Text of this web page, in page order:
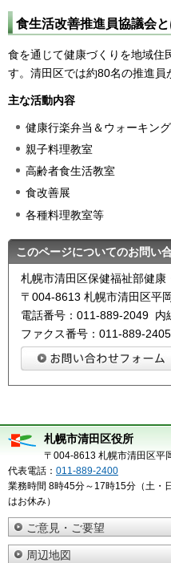
食生活改善推進員協議会
食を通じて健康づくりを地域住
す。清田区では約80名の推進員
主な活動内容
健康行楽弁当＆ウォーキング
親子料理教室
高齢者食生活教室
食改善展
各種料理教室等
このページについてのお問い
札幌市清田区保健福祉部健康
〒004-8613 札幌市清田区平
電話番号：011-889-2049 内
ファクス番号：011-889-2405
札幌市清田区役所
〒004-8613 札幌市清田区平
代表電話： 011-889-2400
業務時間 8時45分～17時15分（土・
はお休み）
ご意見・ご要望
周辺地図